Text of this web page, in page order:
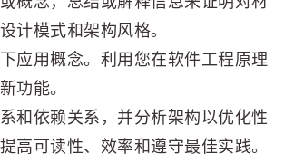
计模式和架构风格。
应用概念。利用您在软件工程原理
功能。
和依赖关系，并分析架构以优化性
高可读性、效率和遵守最佳实践。